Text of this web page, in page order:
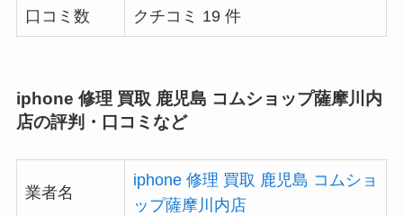
口コミ数 クチコミ 19 件
iphone 修理 買取 鹿児島 コムショップ薩摩川内
店の評判・口コミなど
業者名
iphone 修理 買取 鹿児島 コムショ
ップ薩摩川内店